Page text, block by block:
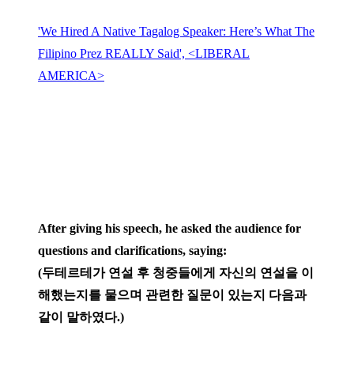
'We Hired A Native Tagalog Speaker: Here’s What The
Filipino Prez REALLY Said', <LIBERAL
AMERICA>
After giving his speech, he asked the audience for
questions and clarifications, saying:
(두테르테가 연설 후 청중들에게 자신의 연설을 이
해했는지를 물으며 관련한 질문이 있는지 다음과
같이 말하였다.)